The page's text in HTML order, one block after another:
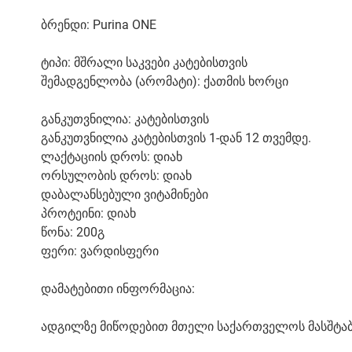
ბრენდი: Purina ONE
ტიპი: მშრალი საკვები კატებისთვის
შემადგენლობა (არომატი): ქათმის ხორცი
განკუთვნილია: კატებისთვის
განკუთვნილია კატებისთვის 1-დან 12 თვემდე.
ლაქტაციის დროს: დიახ
ორსულობის დროს: დიახ
დაბალანსებული ვიტამინები
პროტეინი: დიახ
წონა: 200გ
ფერი: ვარდისფერი
დამატებითი ინფორმაცია:
ადგილზე მიწოდებით მთელი საქართველოს